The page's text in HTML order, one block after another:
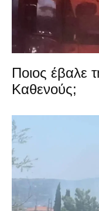
Ποιος έβαλε
Καθενούς;